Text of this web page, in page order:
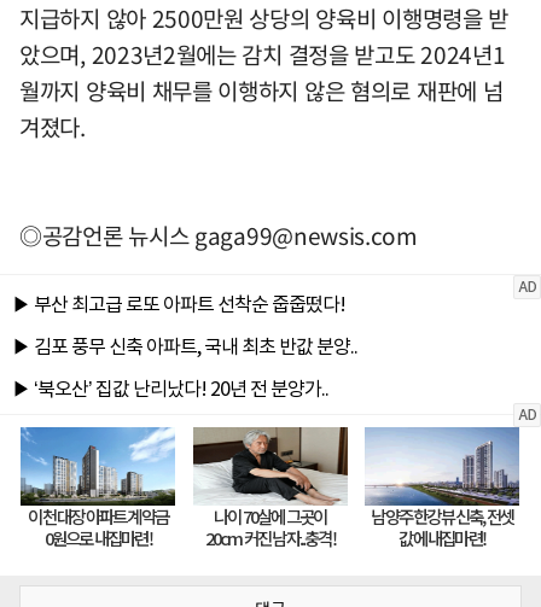
지급하지 않아 2500만원 상당의 양육비 이행명령을 받
았으며, 2023년2월에는 감치 결정을 받고도 2024년1
월까지 양육비 채무를 이행하지 않은 혐의로 재판에 넘
겨졌다.
◎공감언론 뉴시스gaga99@newsis.com